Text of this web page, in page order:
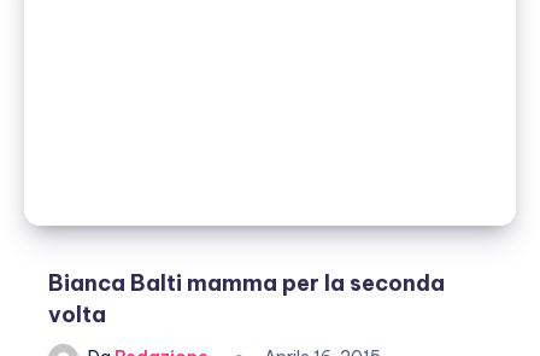
Bianca Balti mamma per la seconda
volta